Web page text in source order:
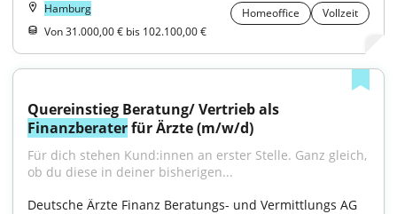
Hamburg Homeoffice
Vollzeit
Von 31.000,00 € bis 102.100,00 €
Finanzberater für Ärzte (m/w/d)
Für dich stehen Kund:innen an erster Stelle. Ganz gleich,
ob du diese in deiner bisherigen...
Deutsche Ärzte Finanz Beratungs- und Vermittlungs AG